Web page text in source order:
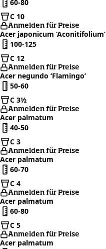
60-80
C 10
Anmelden für Preise
Acer japonicum ‘Aconitifolium’
100-125
C 12
Anmelden für Preise
Acer negundo ‘Flamingo’
50-60
C 3½
Anmelden für Preise
Acer palmatum
40-50
C 3
Anmelden für Preise
Acer palmatum
60-70
C 4
Anmelden für Preise
Acer palmatum
60-80
C 5
Anmelden für Preise
Acer palmatum